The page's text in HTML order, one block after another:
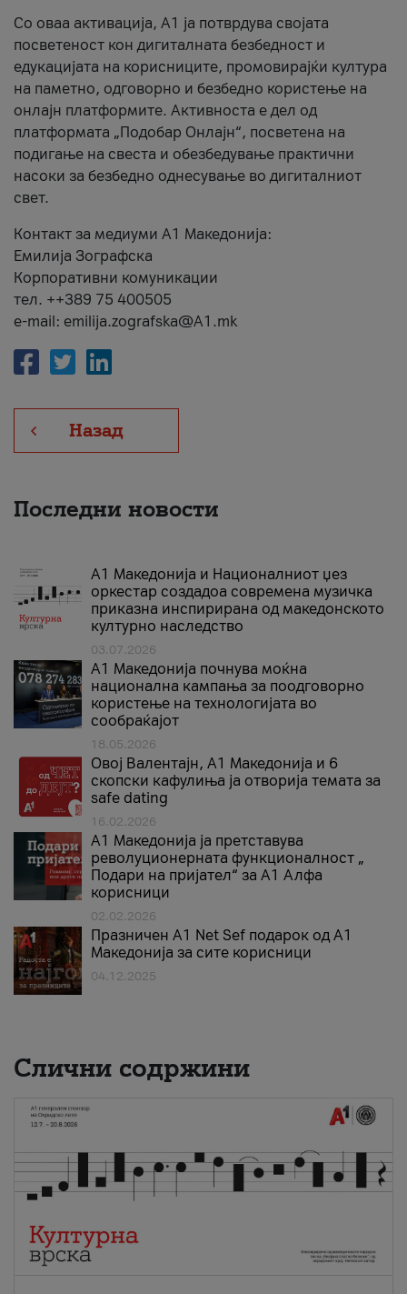
Со оваа активација, А1 ја потврдува својата
посветеност кон дигиталната безбедност и
едукацијата на корисниците, промовирајќи култура
на паметно, одговорно и безбедно користење на
онлајн платформите. Активноста е дел од
платформата „Подобар Онлајн“, посветена на
подигање на свеста и обезбедување практични
насоки за безбедно однесување во дигиталниот
свет.
Контакт за медиуми А1 Македонија:
Емилија Зографска
Корпоративни комуникации
тел. ++389 75 400505
e-mail: emilija.zografska@A1.mk
Назад
Последни новости
А1 Македонија и Националниот џез
оркестар создадоа современа музичка
приказна инспирирана од македонското
културно наследство
03.07.2026
A1 Македонија почнува моќна
национална кампања за поодговорно
користење на технологијата во
сообраќајот
18.05.2026
Овој Валентајн, A1 Македонија и 6
скопски кафулиња ја отворија темата за
safe dating
16.02.2026
А1 Македонија ја претставува
револуционерната функционалност „
Подари на пријател“ за А1 Алфа
корисници
02.02.2026
Празничен A1 Net Sеf подарок од А1
Македонија за сите корисници
04.12.2025
Слични содржини